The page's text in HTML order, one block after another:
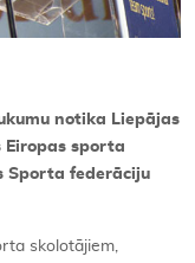
notika Liepājas
Eiropas sporta
Sporta federāciju
skolotājiem,